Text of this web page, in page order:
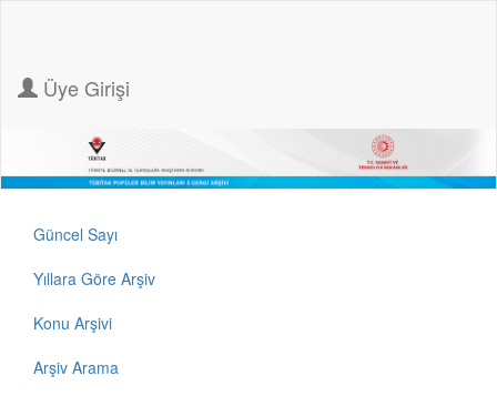
Üye Girişi
Güncel Sayı
Yıllara Göre Arşiv
Konu Arşivi
Arşiv Arama